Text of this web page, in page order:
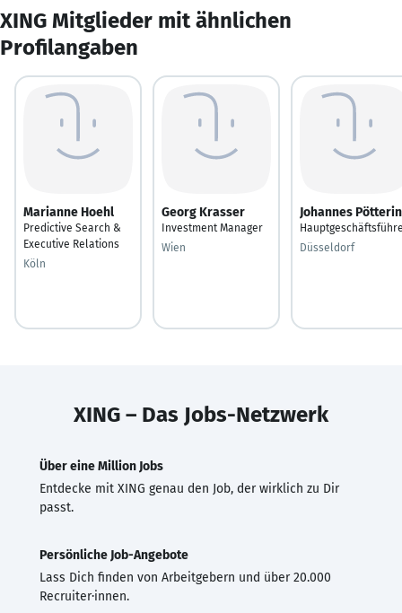
XING Mitglieder mit ähnlichen
Profilangaben
Marianne Hoehl
Predictive Search &
Executive Relations
Köln
Georg Krasser
Investment Manager
Wien
Johannes
Düsseldorf
XING – Das Jobs-Netzwerk
Über eine Million Jobs
Entdecke mit XING genau den Job, der wirklich zu Dir
passt.
Persönliche Job-Angebote
Lass Dich finden von Arbeitgebern und über 20.000
Recruiter·innen.